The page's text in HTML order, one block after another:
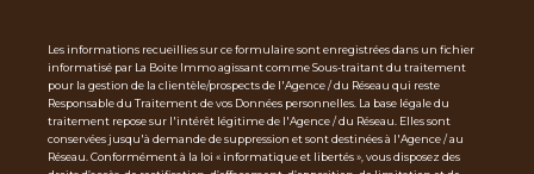
Les informations recueillies sur ce formulaire sont enregistrées dans un fichier
informatisé par La Boite Immo agissant comme Sous-traitant du traitement
pour la gestion de la clientèle/prospects de l'Agence / du Réseau qui reste
Responsable du Traitement de vos Données personnelles. La base légale du
traitement repose sur l'intérêt légitime de l'Agence / du Réseau. Elles sont
conservées jusqu'à demande de suppression et sont destinées à l'Agence / au
Réseau. Conformément à la loi « informatique et libertés », vous disposez des